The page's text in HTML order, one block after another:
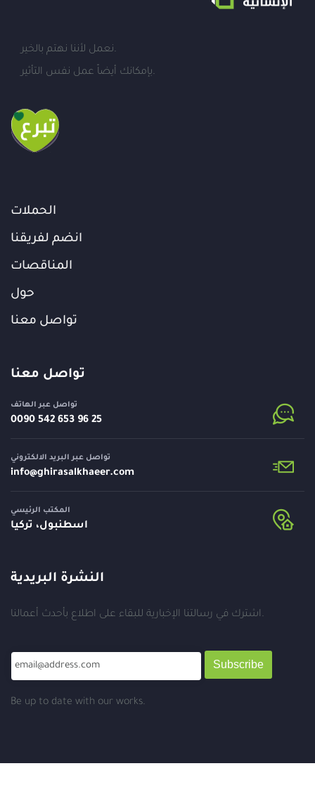
نعمل لأننا نهتم بالخير.
بإمكانك أيضاً عمل نفس التأثير.
الحملات
انضم لفريقنا
المناقصات
حول
تواصل معنا
تواصل معنا
تواصل عبر الهاتف
⁦0090 542 653 96 25⁩
تواصل عبر البريد الالكتروني
info@ghirasalkhaeer.com
المكتب الرئيسي
اسطنبول، تركيا
النشرة البريدية
اشترك في رسالتنا الإخبارية للبقاء على اطلاع بأحدث أعمالنا.
Subscribe
Be up to date with our works.